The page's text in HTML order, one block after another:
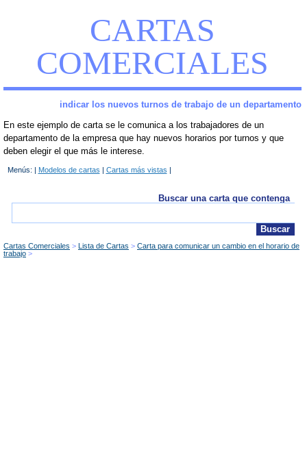
CARTAS
COMERCIALES
indicar los nuevos turnos de trabajo de un departamento
En este ejemplo de carta se le comunica a los trabajadores de un
departamento de la empresa que hay nuevos horarios por turnos y que
deben elegir el que más le interese.
Menús: | Modelos de cartas Cartas más vistas
Buscar una carta que contenga
Cartas Comerciales Lista de Cartas
Carta para comunicar un cambio en el horario de
trabajo